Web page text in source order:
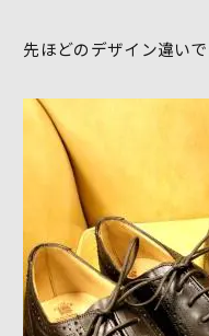
先ほどのデザイン違い